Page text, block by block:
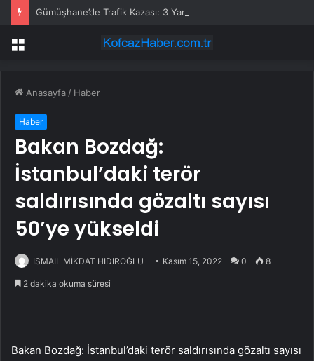
Gümüşhane’de Trafik Kazası: 3 Yaralı
Menü
Anasayfa / Haber
Haber
Bakan Bozdağ:
İstanbul’daki terör
saldırısında gözaltı sayısı
50’ye yükseldi
İSMAİL MİKDAT HIDIROĞLU Kasım 15, 2022 0 8
2 dakika okuma süresi
Bakan Bozdağ: İstanbul’daki terör saldırısında gözaltı sayısı